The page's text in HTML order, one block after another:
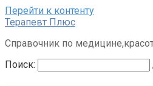
Перейти к контенту
Терапевт Плюс
Справочник по
Поиск: